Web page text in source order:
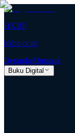
HKBP
hkbp.or.id
BerandaAlmanak
Buku Digital